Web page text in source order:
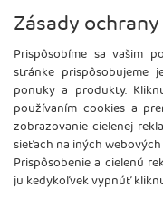
Zásady
Prispôsobíme sa vašim
stránke prispôsobujeme
ponuky a produkty.
používaním cookies a
zobrazovanie cielenej
sieťach na iných
Prispôsobenie a cielenú
ju kedykoľvek vypnúť